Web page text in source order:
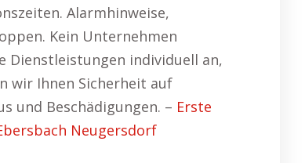
Alarmhinweise,
Kein Unternehmen
Dienstleistungen individuell an,
wir Ihnen Sicherheit auf
und Beschädigungen. – Erste
Neugersdorf